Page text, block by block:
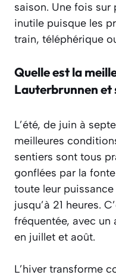
saison. Une fois sur
inutile puisque les
train, téléphérique
Quelle est la
Lauterbrunnen et
L’été, de juin à
meilleures
sentiers sont tous
gonflées par la
toute leur
jusqu’à 21 heures.
fréquentée, avec
en juillet et août.
L’hiver transforme